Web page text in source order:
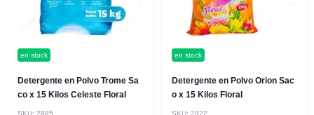
en stock
Detergente en Polvo Trome Sa
co x 15 Kilos Celeste Floral
SKU: 2885
en stock
Detergente en Polvo Orion Sac
o x 15 Kilos Floral
SKU: 2922